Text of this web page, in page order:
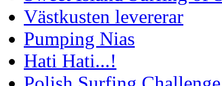
Västkusten levererar
Pumping Nias
Hati Hati...!